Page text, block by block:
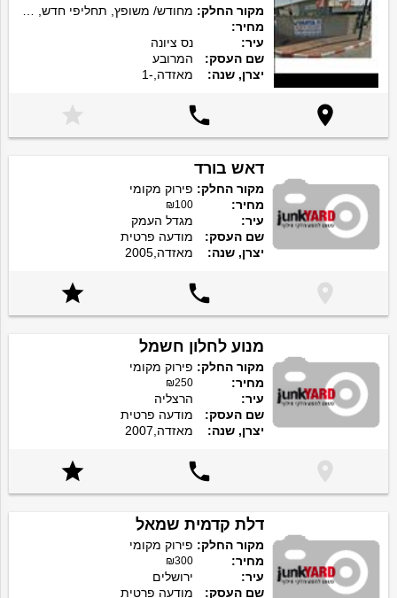
מקור החלק:
מחיר:
עיר:
נס ציונה
שם העסק:
המרובע
יצרן, שנה:
מאזדה,-1



דאש בורד
מקור החלק: פירוק מקומי
מחיר:
₪100
עיר:
מגדל העמק
שם העסק:
מודעה פרטית
יצרן, שנה:
מאזדה,2005



מנוע לחלון חשמל
מקור החלק: פירוק מקומי
מחיר:
₪250
עיר:
הרצליה
שם העסק:
מודעה פרטית
יצרן, שנה:
מאזדה,2007



דלת קדמית שמאל
מקור החלק: פירוק מקומי
מחיר:
₪300
עיר:
ירושלים
שם העסק:
מודעה פרטית